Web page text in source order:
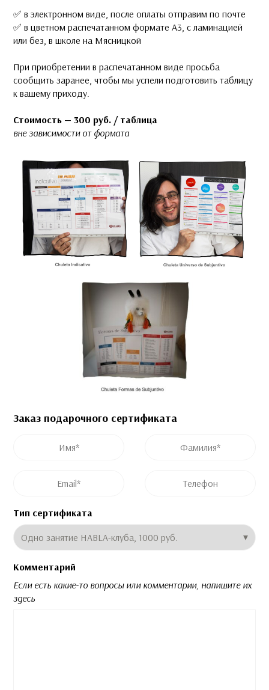
✅ в электронном виде, после оплаты отправим по почте
✅ в цветном распечатанном формате А3, с ламинацией
или без, в школе на Мясницкой
При приобретении в распечатанном виде просьба
сообщить заранее, чтобы мы успели подготовить таблицу
к вашему приходу.
Стоимость — 300 руб. / таблица
вне зависимости от формата
Заказ подарочного сертификата
Тип сертификата
Комментарий
Если есть какие-то вопросы или комментарии, напишите их
здесь